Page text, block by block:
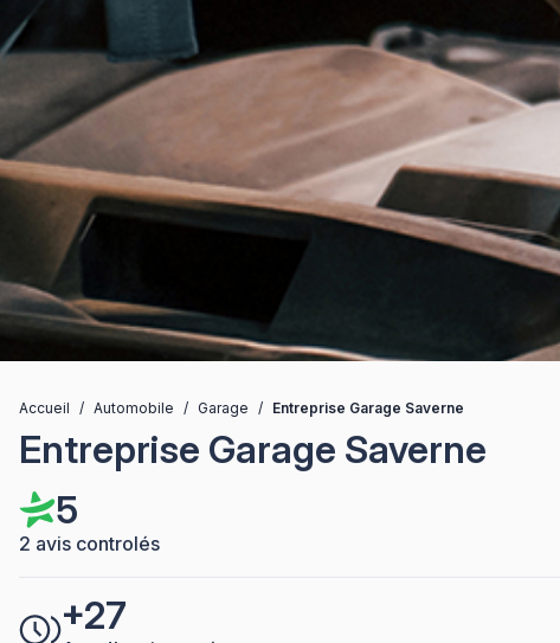
Accueil / Automobile / Garage / Entreprise Garage Saverne
Entreprise Garage Saverne
5
2 avis controlés
+27